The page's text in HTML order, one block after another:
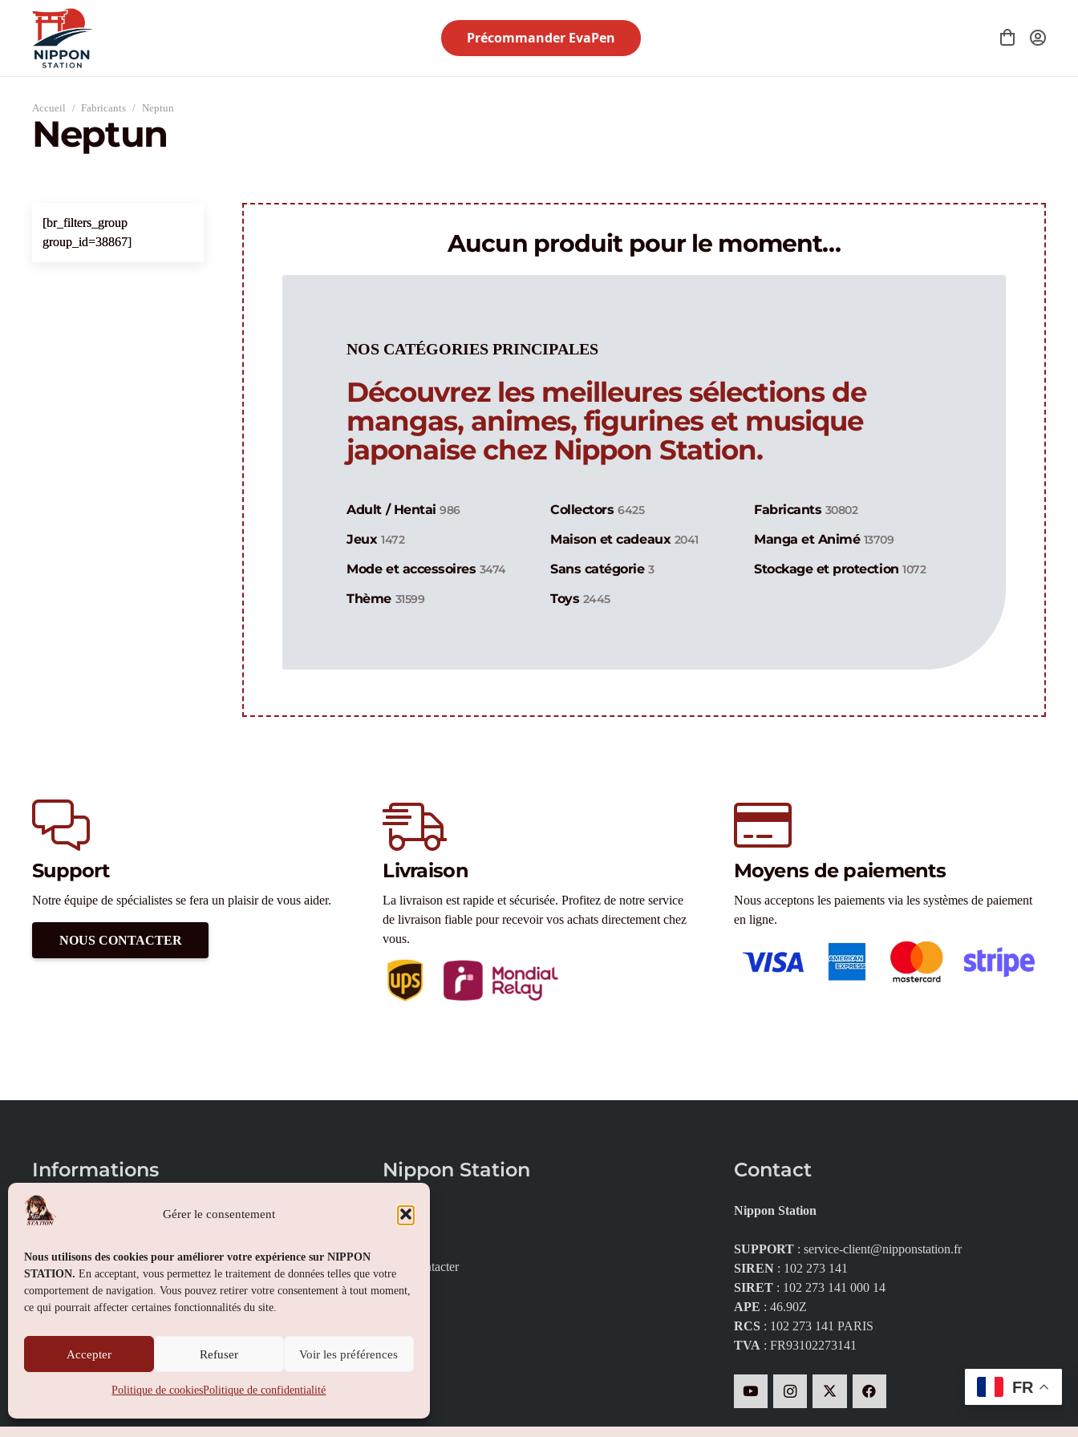
Gérer le consentement
Nous utilisons des cookies pour améliorer votre expérience sur NIPPON
STATION. En acceptant, vous permettez le traitement de données telles que votre
comportement de navigation. Vous pouvez retirer votre consentement à tout moment,
ce qui pourrait affecter certaines fonctionnalités du site.
Accepter Refuser Voir les préférences
Politique de cookiesPolitique de confidentialité
Précommander EvaPen
Accueil / Fabricants / Neptun
Neptun
[br_filters_group
group_id=38867]
Aucun produit pour le moment…
NOS CATÉGORIES PRINCIPALES
Découvrez les meilleures sélections de
mangas, animes, figurines et musique
japonaise chez Nippon Station.
Adult / Hentai986 Collectors 6425 Fabricants 30802
Jeux 1472 Maison et cadeaux 2041 Manga et Animé 13709
Mode et accessoires 3474 Sans catégorie3 Stockage et protection1072
Thème 31599 Toys 2445
Support
Notre équipe de spécialistes se fera un plaisir de vous aider.
NOUS CONTACTER
Livraison
La livraison est rapide et sécurisée. Profitez de notre service
de livraison fiable pour recevoir vos achats directement chez
vous.
Moyens de paiements
Nous acceptons les paiements via les systèmes de paiement
en ligne.
Informations
Conditions générales de vente
Politique de confidentialité
Politique de cookies (UE)
Nippon Station
À propos
Nous contacter
Contact
Nippon Station
SUPPORT: service-client@nipponstation.fr
SIREN: 102 273 141
SIRET: 102 273 141 000 14
APE : 46.90Z
RCS: 102 273 141 PARIS
TVA: FR93102273141
FR